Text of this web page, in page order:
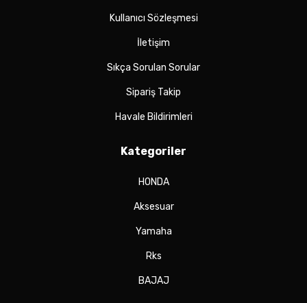
Kullanıcı Sözleşmesi
İletişim
Sıkça Sorulan Sorular
Sipariş Takip
Havale Bildirimleri
Kategoriler
HONDA
Aksesuar
Yamaha
Rks
BAJAJ